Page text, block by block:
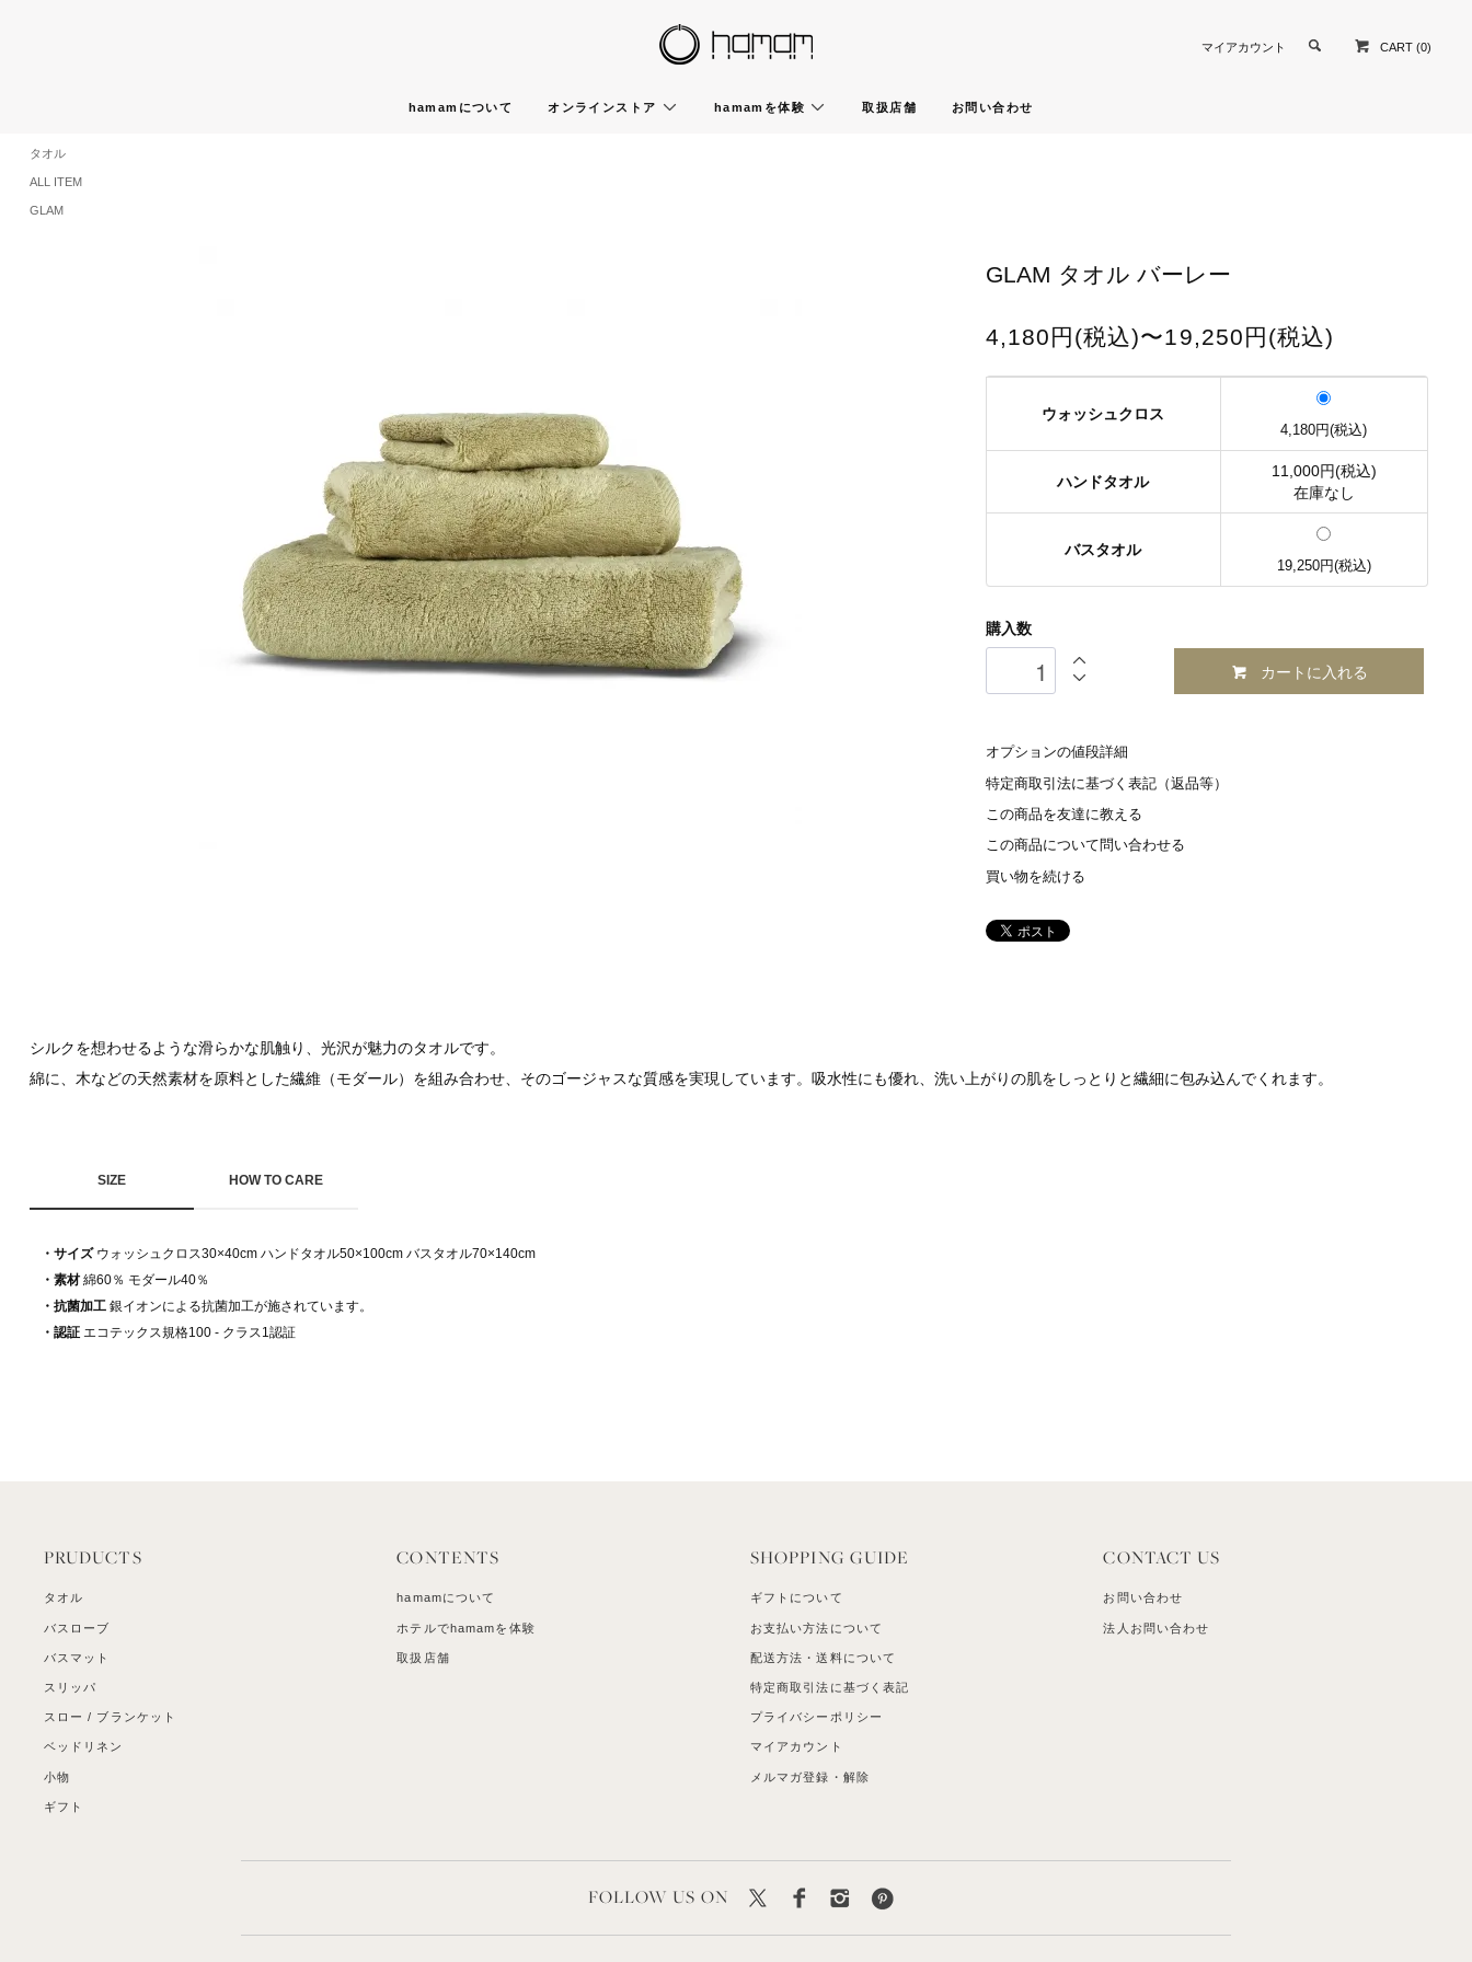
マイアカウント CART (0)
hamamについて オンラインストア hamamを体験 取扱店舗 お問い合わせ
タオル
ALL ITEM
GLAM
GLAM タオル バーレー
4,180円(税込)〜19,250円(税込)
ウォッシュクロス
4,180円(税込)
ハンドタオル
11,000円(税込)
在庫なし
バスタオル
19,250円(税込)
購入数
カートに入れる
オプションの値段詳細
特定商取引法に基づく表記（返品等）
この商品を友達に教える
この商品について問い合わせる
買い物を続ける
シルクを想わせるような滑らかな肌触り、光沢が魅力のタオルです。
綿に、木などの天然素材を原料とした繊維（モダール）を組み合わせ、そのゴージャスな質感を実現しています。吸水性にも優れ、洗い上がりの肌をしっとりと繊細に包み込んでくれます。
SIZE
・サイズウォッシュクロス30×40cm ハンドタオル50×100cm バスタオル70×140cm
・素材綿60％ モダール40％
・抗菌加工銀イオンによる抗菌加工が施されています。
・認証エコテックス規格100 - クラス1認証
HOW TO CARE
PRUDUCTS
タオル
バスローブ
バスマット
スリッパ
スロー / ブランケット
ベッドリネン
小物
ギフト
CONTENTS
hamamについて
ホテルでhamamを体験
取扱店舗
SHOPPING GUIDE
ギフトについて
お支払い方法について
配送方法・送料について
特定商取引法に基づく表記
プライバシーポリシー
マイアカウント
メルマガ登録・解除
CONTACT US
お問い合わせ
法人お問い合わせ
FOLLOW US ON